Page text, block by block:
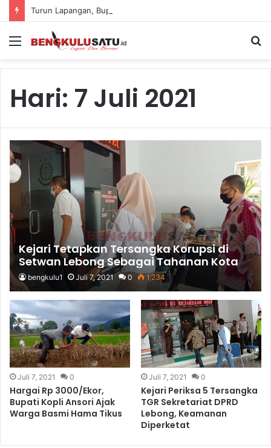
Menu
Hari: 7 Juli 2021
Kejari Tetapkan Tersangka Korupsi di
Setwan Lebong Sebagai Tahanan Kota
bengkulu1 Juli 7, 2021 0 1,234
Juli 7, 2021 0
Hargai Rp 3000/Ekor,
Bupati Kopli Ansori Ajak
Warga Basmi Hama Tikus
Juli 7, 2021 0
Kejari Periksa 5 Tersangka
TGR Sekretariat DPRD
Lebong, Keamanan
Diperketat